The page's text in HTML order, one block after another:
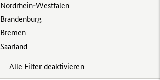
Nordrhein-Westfalen
Brandenburg
Bremen
Saarland
Alle Filter deaktivieren